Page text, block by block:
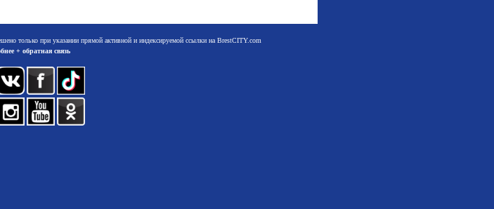
только при указании прямой активной и индексируемой ссылки на BrestCITY.com
+ обратная связь